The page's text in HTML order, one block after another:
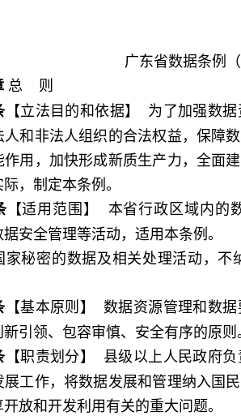
广东省数据条例
总 则
【立法目的和依据】 为了加强数
人和非法人组织的合法权益，保障
用，加快形成新质生产力，全面
，制定本条例。
【适用范围】 本省行政区域内的
安全管理等活动，适用本条例。
密的数据及相关处理活动，不
【基本原则】 数据资源管理和数
引领、包容审慎、安全有序的原则
【职责划分】 县级以上人民政府
展工作，将数据发展和管理纳入国
放和开发利用有关的重大问题。